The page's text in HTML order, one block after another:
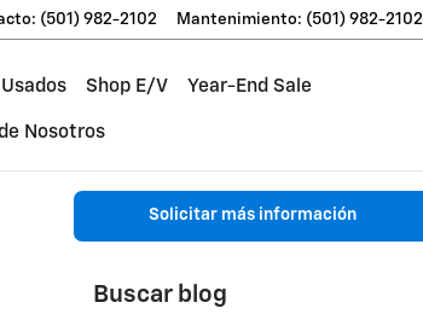
: (501) 982-2102 Mantenimiento: (501) 982-2102
Shop E/V Year-End Sale
Nosotros
Solicitar más información
Buscar blog